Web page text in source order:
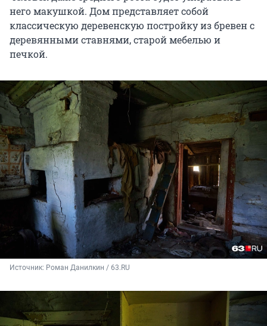
него макушкой. Дом представляет собой
классическую деревенскую постройку из бревен с
деревянными ставнями, старой мебелью и
печкой.
Источник: Роман Данилкин / 63.RU